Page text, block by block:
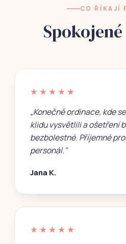
CO ŘÍKAJÍ
★★★★★
„Konečně ordinace, kde
klidu vysvětlili a ošetření
bezbolestné. Příjemné
personál."
Jana K.
★★★★★